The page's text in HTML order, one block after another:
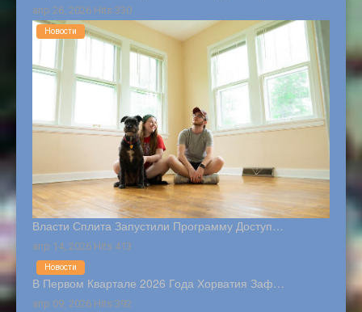
апр 26, 2026 Hits:330
Власти Сплита Запустили Программу Доступ…
апр 14, 2026 Hits:413
Новости
В Первом Квартале 2026 Года Хорватия Заф…
апр 09, 2026 Hits:392
Новости